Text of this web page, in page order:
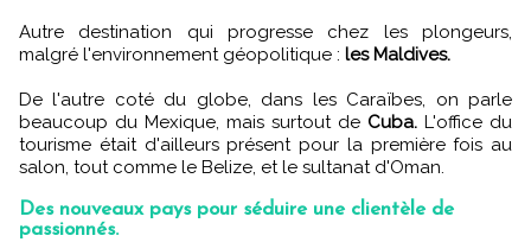
Autre destination qui progresse chez les plongeurs,
malgré l'environnement géopolitique : les Maldives.
De l'autre coté du globe, dans les Caraïbes, on parle
beaucoup du Mexique, mais surtout de Cuba. L'office du
tourisme était d'ailleurs présent pour la première fois au
salon, tout comme le Belize, et le sultanat d'Oman.
Des nouveaux pays pour séduire une clientèle de
passionnés.